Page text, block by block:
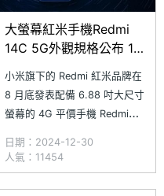
大螢幕紅米手機Redmi
14C 5G外觀規格公布 1月
印度發表
小米旗下的 Redmi 紅米品牌在
8 月底發表配備 6.88 吋大尺寸
螢幕的 4G 平價手機 Redmi
灣。近日，印度小米宣布將於
2025 年 1 月 6 日發表 Redmi
14C 5G 版本，並公布外型設計
日期：2024-12-30
人氣：11454